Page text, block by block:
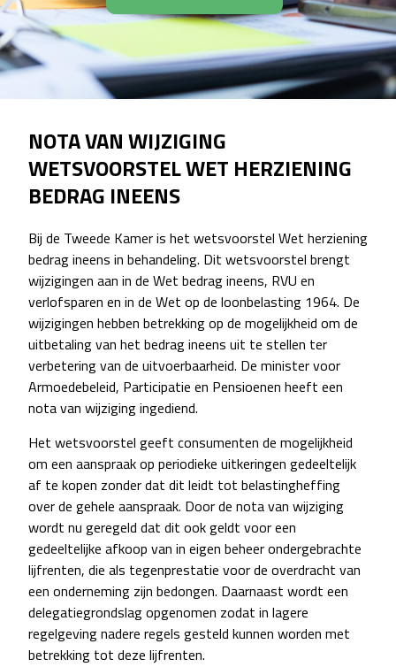
NOTA VAN WIJZIGING
WETSVOORSTEL WET HERZIENING
BEDRAG INEENS
Bij de Tweede Kamer is het wetsvoorstel Wet herziening
bedrag ineens in behandeling. Dit wetsvoorstel brengt
wijzigingen aan in de Wet bedrag ineens, RVU en
verlofsparen en in de Wet op de loonbelasting 1964. De
wijzigingen hebben betrekking op de mogelijkheid om de
uitbetaling van het bedrag ineens uit te stellen ter
verbetering van de uitvoerbaarheid. De minister voor
Armoedebeleid, Participatie en Pensioenen heeft een
nota van wijziging ingediend.
Het wetsvoorstel geeft consumenten de mogelijkheid
om een aanspraak op periodieke uitkeringen gedeeltelijk
af te kopen zonder dat dit leidt tot belastingheffing
over de gehele aanspraak. Door de nota van wijziging
wordt nu geregeld dat dit ook geldt voor een
gedeeltelijke afkoop van in eigen beheer ondergebrachte
lijfrenten, die als tegenprestatie voor de overdracht van
een onderneming zijn bedongen. Daarnaast wordt een
delegatiegrondslag opgenomen zodat in lagere
regelgeving nadere regels gesteld kunnen worden met
betrekking tot deze lijfrenten.